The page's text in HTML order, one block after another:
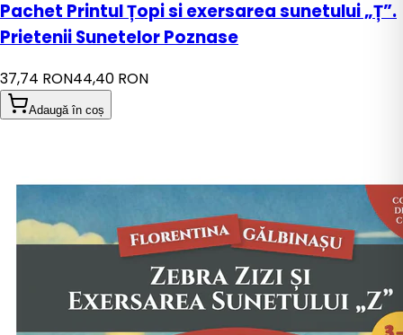
Pachet Printul Țopi si exersarea sunetului „Ț”.
Prietenii Sunetelor Poznase
37,74 RON44,40 RON
Adaugă în coș